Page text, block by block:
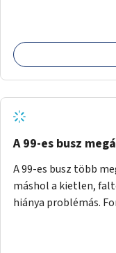
A 99-es busz
A 99-es busz több
máshol a kietlen,
hiánya problémás.